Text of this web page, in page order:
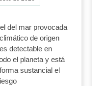
del mar provocada
de origen
detectable en
el planeta y está
sustancial el